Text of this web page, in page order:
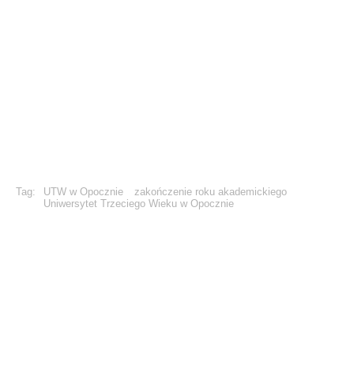
Tag: UTW w Opocznie
zakończenie roku akademickiego
Uniwersytet Trzeciego Wieku w Opocznie